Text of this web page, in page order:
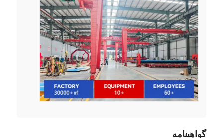
گواهینامه